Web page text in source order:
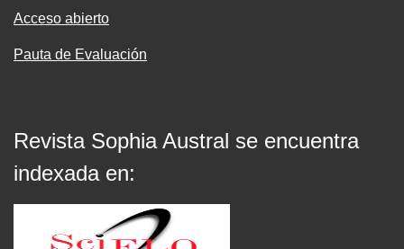
Acceso abierto
Pauta de Evaluación
Revista Sophia Austral se encuentra
indexada en: